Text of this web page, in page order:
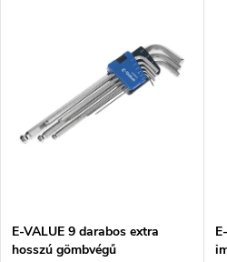
e
a
E-VALUE 9 darabos extra
hosszú gömbvégű